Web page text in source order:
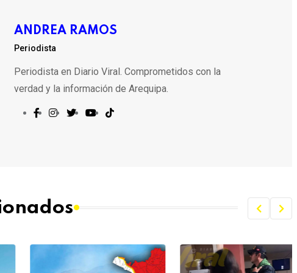
ANDREA RAMOS
Periodista
Periodista en Diario Viral. Comprometidos con la
verdad y la información de Arequipa.